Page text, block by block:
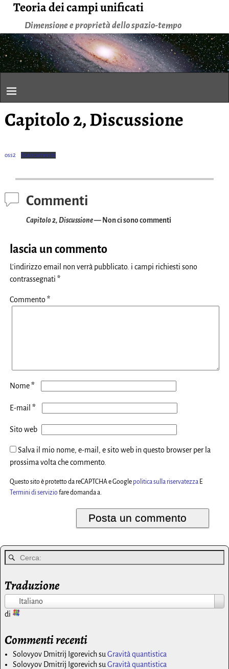
Teoria dei campi unificati
Dimensione e proprietà dello spazio-tempo
Capitolo 2, Discussione
oss2 Scaricamento
Commenti
Capitolo 2, Discussione— Non ci sono commenti
lascia un commento
L'indirizzo email non verrà pubblicato. i campi richiesti sono
contrassegnati *
Commento*
Nome*
E-mail *
Sito web
Salva il mio nome, e-mail, e sito web in questo browser per la
prossima volta che commento.
Questo sito è protetto da reCAPTCHA e Google politica sulla riservatezza E
Termini di servizio fare domanda a.
Traduzione
Italiano
di
Commenti recenti
Solovyov Dmitrij Igorevichsu Gravità quantistica
Solovyov Dmitrij Igorevichsu Gravità quantistica